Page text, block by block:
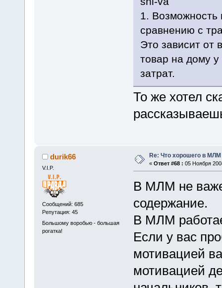
1. Возможность
сравнению с
Это зависит от
товар на дому
затрат.
То же хотел
durik66
V.I.P.
Сообщений: 685
Репутация: 45
Большому воробью - большая
рогатка!
Re: Что хорошего в МЛМ
« Ответ #68 : 05 Ноября
В МЛМ не
содержание.
В МЛМ
Если у вас
мотивацией
мотивацией